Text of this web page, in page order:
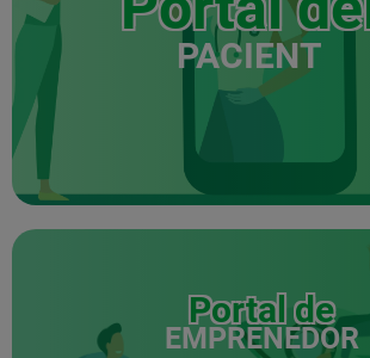
PACIENT
Portal de
EMPRENEDOR